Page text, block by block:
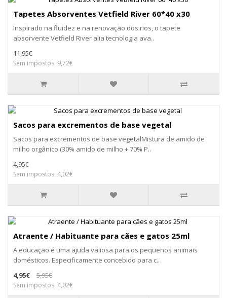
Tapetes Absorventes Vetfield River 60*40 x30
Inspirado na fluidez e na renovação dos rios, o tapete
absorvente Vetfield River alia tecnologia ava..
11,95€
Sem impostos: 9,72€
Sacos para excrementos de base vegetal
Sacos para excrementos de base vegetalMistura de amido de
milho orgânico (30% amido de milho + 70% P..
4,95€
Sem impostos: 4,02€
Atraente / Habituante para cães e gatos 25ml
A educação é uma ajuda valiosa para os pequenos animais
domésticos. Especificamente concebido para c..
4,95€
5,95€
Sem impostos: 4,02€